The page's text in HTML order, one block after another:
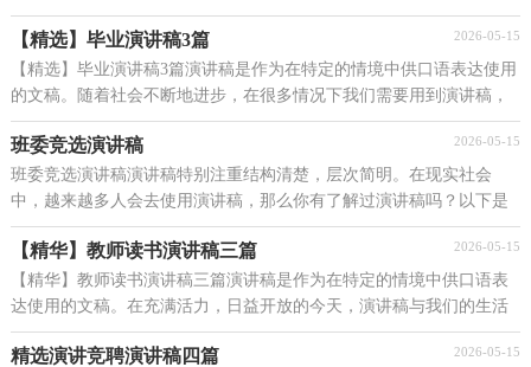
讲稿的机会越来越多，你写演讲稿时总是没有新意？下...
【精选】毕业演讲稿3篇 2026-05-15
【精选】毕业演讲稿3篇演讲稿是作为在特定的情境中供口语表达使用
的文稿。随着社会不断地进步，在很多情况下我们需要用到演讲稿，
大家知道演讲稿的格式吗？下面是小编整理的毕业...
班委竞选演讲稿 2026-05-15
班委竞选演讲稿演讲稿特别注重结构清楚，层次简明。在现实社会
中，越来越多人会去使用演讲稿，那么你有了解过演讲稿吗？以下是
小编为大家整理的班委竞选演讲稿，供大家参考借鉴，希望可...
【精华】教师读书演讲稿三篇 2026-05-15
【精华】教师读书演讲稿三篇演讲稿是作为在特定的情境中供口语表
达使用的文稿。在充满活力，日益开放的今天，演讲稿与我们的生活
息息相关，写起演讲稿来就毫无头绪？以下是小编精心...
精选演讲竞聘演讲稿四篇 2026-05-15